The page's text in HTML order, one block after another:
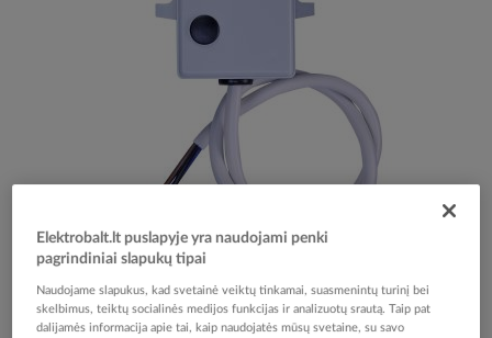
Skip
beginning
Reali prekė gali skirtis nuo pavaizduotos nuotraukoje
Relė foto 16A IP65 2-50 lux ETS 16 B - ETI
Elektrobalt.lt puslapyje yra naudojami penki
pagrindiniai slapukų tipai
Naudojame slapukus, kad svetainė veiktų tinkamai, suasmenintų turinį bei
skelbimus, teiktų socialinės medijos funkcijas ir analizuotų srautą. Taip pat
dalijamės informacija apie tai, kaip naudojatės mūsų svetaine, su savo